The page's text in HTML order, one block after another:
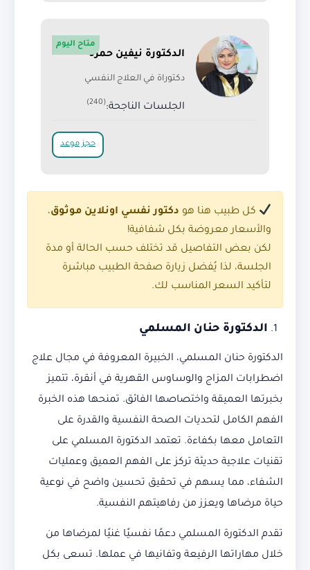
الدكتورة نيفين حمزة
دكتوراة في العلاج النفسي
الجلسات الناجحة:(240)
متاح اليوم
حجز موعد
كل طبيب هنا هو دكتور نفسي اونلاين موثوق،
والأسعار معروضة بكل شفافية!
لكن بعض التفاصيل قد تختلف حسب الحالة أو مدة
الجلسة، لذا يُفضل زيارة صفحة الطبيب مباشرة
لتأكيد السعر المناسب لك.
الدكتورة حنان المسلمي
الدكتورة حنان المسلمي، الخبيرة المعروفة في مجال علاج
اضطرابات المزاج والوساوس القهرية في أنقرة، تتميز
بخبرتها العميقة واختصاصها الفائق. تمنحها هذه الخبرة
الفهم الكامل لتحديات الصحة النفسية والقدرة على
التعامل معها بكفاءة. تعتمد الدكتورة المسلمي على
تقنيات علاجية حديثة تركز على الفهم العميق وعمليات
الشفاء، مما يسهم في تحقيق تحسين واضح في نوعية
حياة مرضاها ويعزز من رفاهيتهم النفسية.
تقدم الدكتورة المسلمي دعمًا نفسيًا غنيًا لمرضاها من
خلال مهاراتها الرفيعة وتفانيها في عملها. تسعى بكل